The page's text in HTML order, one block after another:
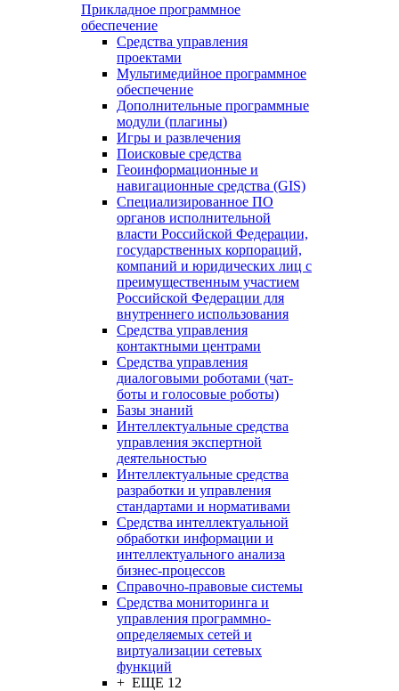
Прикладное программное
обеспечение
Средства управления
проектами
Мультимедийное программное
обеспечение
Дополнительные программные
модули (плагины)
Игры и развлечения
Поисковые средства
Геоинформационные и
навигационные средства (GIS)
Специализированное ПО
органов исполнительной
власти Российской Федерации,
государственных корпораций,
компаний и юридических лиц с
преимущественным участием
Российской Федерации для
внутреннего использования
Средства управления
контактными центрами
Средства управления
диалоговыми роботами (чат-
боты и голосовые роботы)
Базы знаний
Интеллектуальные средства
управления экспертной
деятельностью
Интеллектуальные средства
разработки и управления
стандартами и нормативами
Средства интеллектуальной
обработки информации и
интеллектуального анализа
бизнес-процессов
Справочно-правовые системы
Средства мониторинга и
управления программно-
определяемых сетей и
виртуализации сетевых
функций
+ ЕЩЕ 12